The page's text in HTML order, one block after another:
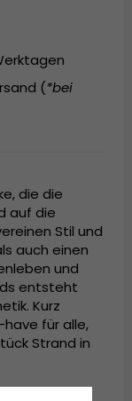
(*bei
die die
auf die
Stil und
auch einen
und
entsteht
Kurz
für alle,
Strand in